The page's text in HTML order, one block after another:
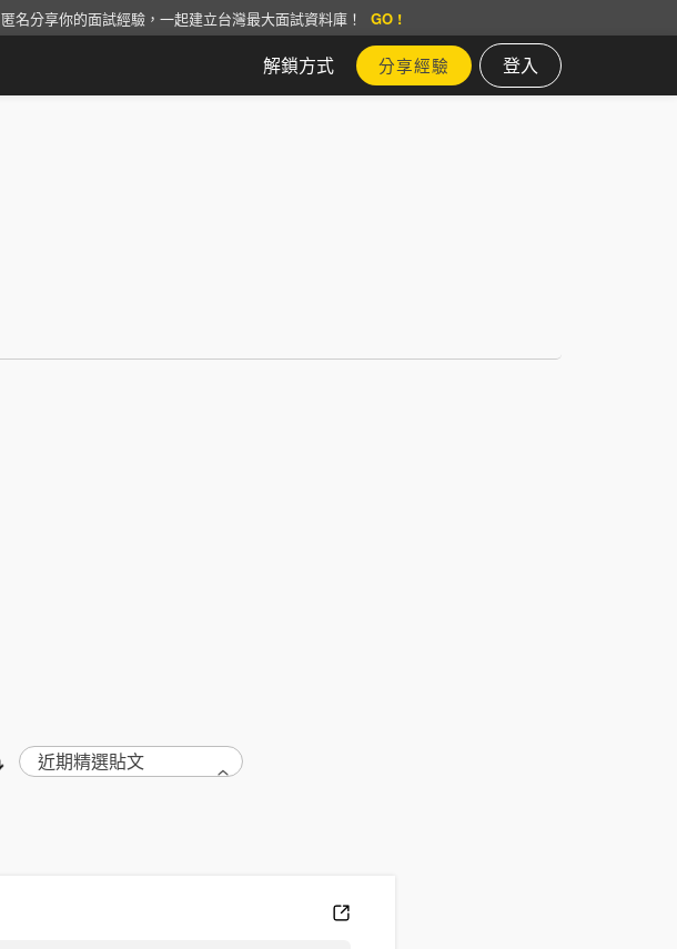
匿名分享你的面試經驗，一起建立台灣最大面試資料庫！ GO !
解鎖方式 分享經驗 登入